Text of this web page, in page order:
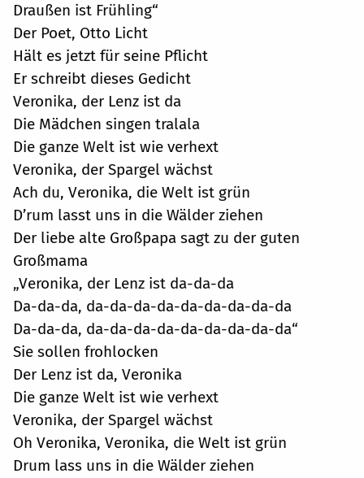
Draußen ist Frühling“
Der Poet, Otto Licht
Hält es jetzt für seine Pflicht
Er schreibt dieses Gedicht
Veronika, der Lenz ist da
Die Mädchen singen tralala
Die ganze Welt ist wie verhext
Veronika, der Spargel wächst
Ach du, Veronika, die Welt ist grün
D’rum lasst uns in die Wälder ziehen
Der liebe alte Großpapa sagt zu der guten
Großmama
„Veronika, der Lenz ist da-da-da
Da-da-da, da-da-da-da-da-da-da-da-da
Da-da-da, da-da-da-da-da-da-da-da-da“
Sie sollen frohlocken
Der Lenz ist da, Veronika
Die ganze Welt ist wie verhext
Veronika, der Spargel wächst
Oh Veronika, Veronika, die Welt ist grün
Drum lass uns in die Wälder ziehen